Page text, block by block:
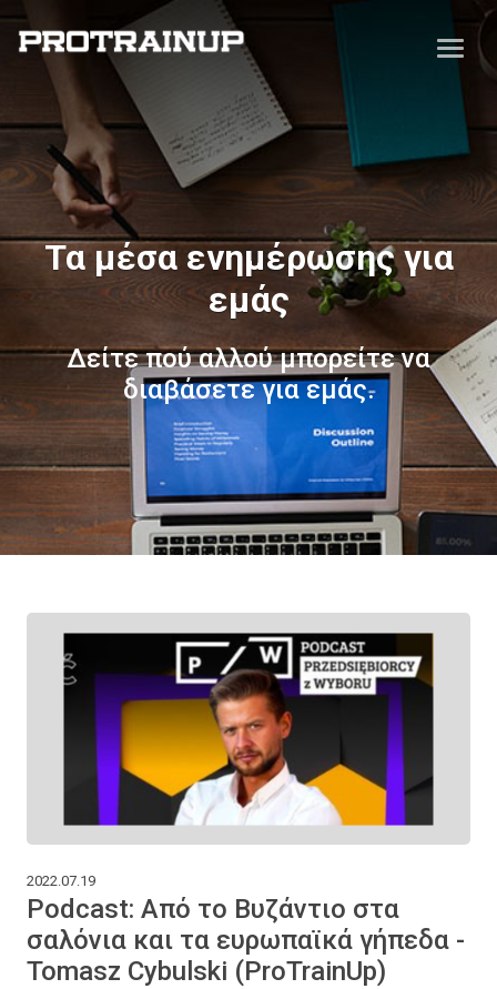
Τα μέσα ενημέρωσης για
εμάς
Δείτε πού αλλού μπορείτε να
διαβάσετε για εμάς.
2022.07.19
Podcast: Από το Βυζάντιο στα
σαλόνια και τα ευρωπαϊκά γήπεδα -
Tomasz Cybulski (ProTrainUp)